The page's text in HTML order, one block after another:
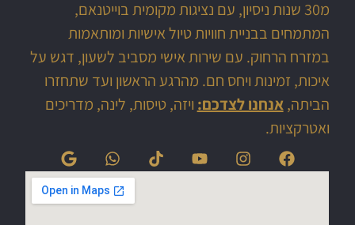
מ30 שנות ניסיון, עם נציגות מקומית בוייטנאם,
המתמחים בבניית חוויות טיול אישיות ומותאמות
במזרח הרחוק. עם שירות אישי מסביב לשעון, דגש על
איכות, זמינות ויחס חם. מהרגע הראשון ועד שתחזרו
הביתה,אנחנו לצדכם: ויזה, טיסות, לינה, מדריכים
ואטרקציות.